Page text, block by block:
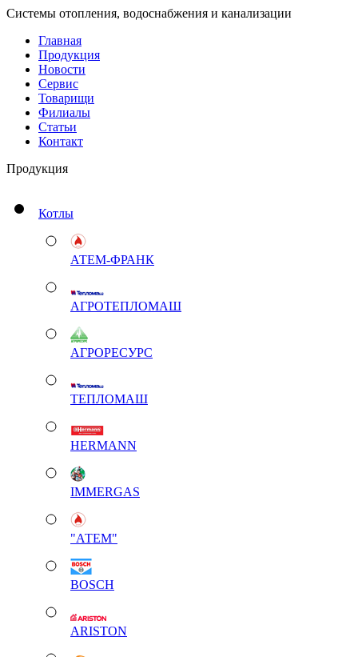
Системы отопления, водоснабжения и канализации
Главная
Продукция
Новости
Сервис
Товарищи
Филиалы
Статьи
Контакт
Продукция
Котлы
АТЕМ-ФРАНК
АГРОТЕПЛОМАШ
АГРОРЕСУРС
ТЕПЛОМАШ
HERMANN
IMMERGAS
"АТЕМ"
BOSCH
ARISTON